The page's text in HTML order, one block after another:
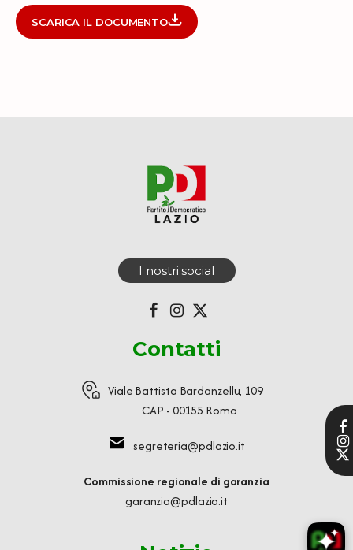
SCARICA IL DOCUMENTO
I nostri social
Contatti
Viale Battista Bardanzellu, 109
CAP - 00155 Roma
segreteria@pdlazio.it
Commissione regionale di garanzia
garanzia@pdlazio.it